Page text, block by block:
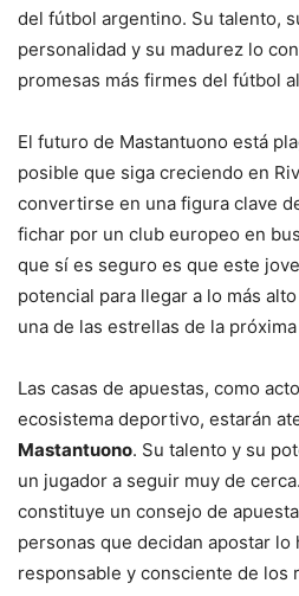
del fútbol argentino. Su talento,
personalidad y su madurez lo
promesas más firmes del fútbol
El futuro de Mastantuono está
posible que siga creciendo en
convertirse en una figura clave
fichar por un club europeo en
que sí es seguro es que este
potencial para llegar a lo más
una de las estrellas de la
Las casas de apuestas, como
ecosistema deportivo, estarán
Mastantuono. Su talento y su
un jugador a seguir muy de
constituye un consejo de
personas que decidan apostar lo
responsable y consciente de los